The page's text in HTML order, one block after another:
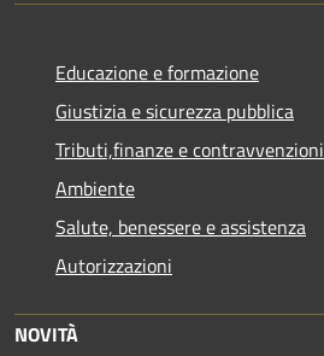
Educazione e formazione
Giustizia e sicurezza pubblica
Tributi,finanze e contravvenzioni
Ambiente
Salute, benessere e assistenza
Autorizzazioni
NOVITÀ